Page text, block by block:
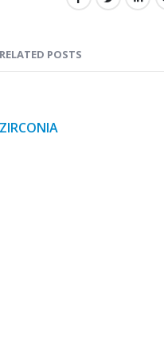
RELATED POSTS